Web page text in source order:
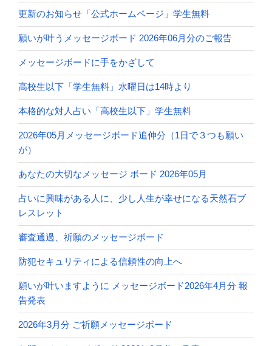
更新のお知らせ「公式ホームページ」学生無料
願いが叶うメッセージボード 2026年06月分のご報告
メッセージボードに手をかざして
高校生以下「学生無料」水曜日は14時より
本格的な対人占い「高校生以下」学生無料
2026年05月メッセージボード追伸分（1日で３つも願い
が）
あなたの大切なメッセージ ボード 2026年05月
占いに興味がある人に、少し人生が幸せになる天然石ブ
レスレット
審査通過、祈願のメッセージボード
防犯セキュリティによる信頼性の向上へ
願いが叶いますように メッセージボード2026年4月分 報
告発表
2026年3月分 ご祈願メッセージボード